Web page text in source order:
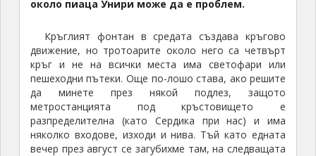
около пиаца Унири може да е проблем.
Кръглият фонтан в средата създава кръгово
движение, но тротоарите около него са четвърт
кръг и не на всички места има светофари или
пешеходни пътеки. Още по-лошо става, ако решите
да минете през някой подлез, защото
метростанцията под кръстовището е
разпределителна (като Сердика при нас) и има
няколко входове, изходи и нива. Тъй като едната
вечер през август се загубихме там, на следващата